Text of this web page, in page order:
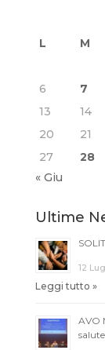
L M
6
7
13
14
20
21
27
28
« Giu
Ultime
12
Leggi tutto »
AVO